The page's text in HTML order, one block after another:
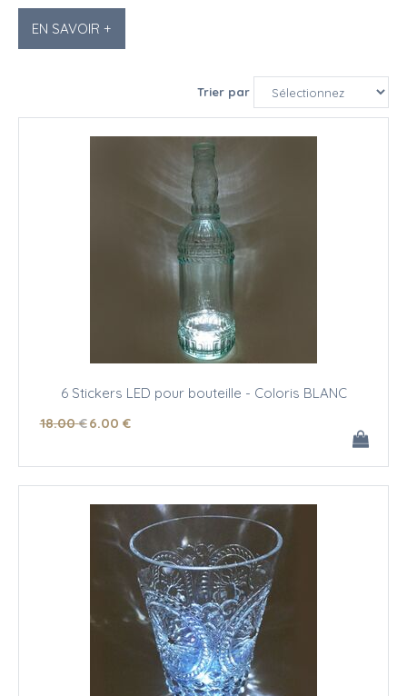
EN SAVOIR +
Trier par
6 Stickers LED pour bouteille - Coloris BLANC
18.00 €6.00 €